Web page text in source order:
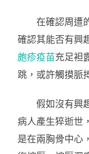
在確認周遭
確認其能否有興
皰疹疫苗充足袒
跳，或許觸摸脈
假如沒有興
病人產生猝逝世
是在兩胸骨中心